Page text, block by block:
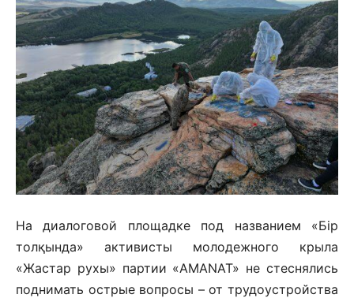
На диалоговой площадке под названием «Бір
толқында» активисты молодежного крыла
«Жастар рухы» партии «AMANAT» не стеснялись
поднимать острые вопросы – от трудоустройства